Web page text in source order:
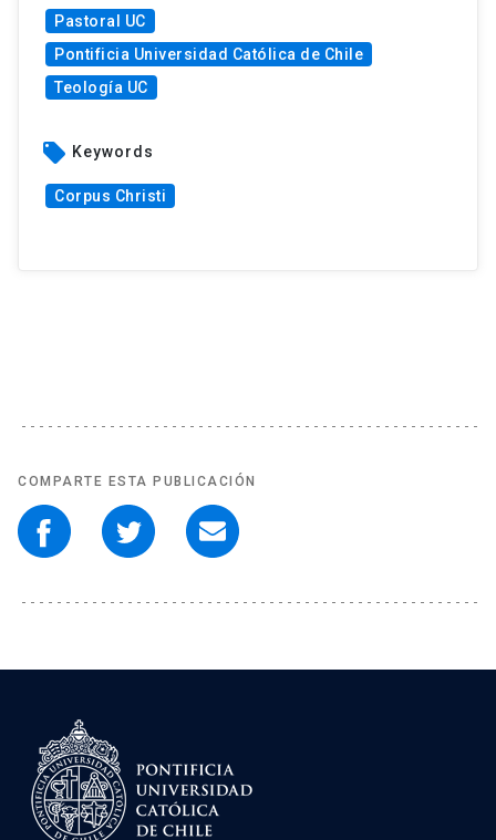
Pastoral UC
Pontificia Universidad Católica de Chile
Teología UC
local_offer Keywords
Corpus Christi
COMPARTE ESTA PUBLICACIÓN